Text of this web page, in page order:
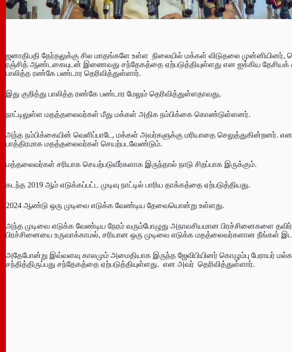
ஜனாதிபதி தேர்தலுக்கு சில மாதங்களே உள்ள நிலையில் மக்கள் விடுதலை முன்னியினர்,
ரஞ்சித் ஆண்டகையுடன் இணைவது சந்தேகத்தை ஏற்படுத்தியுள்ளது என ஐக்கிய தேசியக்
பாலித்த ரண்கே பண்டார தெரிவித்துள்ளார்.
இது குறித்து பாலித்த ரண்கே பண்டார மேலும் தெரிவித்துள்ளதாவது,
நாட்டிலுள்ள மதத்தலைவர்கள் மீது மக்கள் அதிக நம்பிக்கை கொண்டுள்ளனர்.
அந்த நம்பிக்கையின் வெளிப்பாடே, மக்கள் அவர்களுக்கு மரியாதை செலுத்துகின்றனர்.
பாத்திரமாக மதத்தலைவர்கள் செயற்படவேண்டும்.
மத்தலைவர்கள் சரியாக செயற்படுவீர்களாக இருந்தால் நாடு சிறப்பாக இருக்கும்.
கடந்த 2019 ஆம் எடுக்கப்பட்ட முடிவு நாட்டில் பாரிய தாக்கத்தை ஏற்படுத்தியது.
2024 ஆண்டு ஒரு முடிவை எடுக்க வேண்டிய தேவையொன்று உள்ளது.
அந்த முடிவை எடுக்க வேண்டிய நேரம் வரும்போழுது அநாவசியமான பிரச்சினைகளை
பிரச்சினையை உருவாக்காமல், சரியான ஒரு முடிவை எடுக்க மதத்லைவர்களான நீங்கள்
அதேபோன்று இவ்வளவு காலமும் அமைதியாக இருந்த ஜேவிபியினர் கொழும்பு பேராயர்
சந்தித்திருப்பது சந்தேகத்தை ஏற்படுத்தியுள்ளது. என அவர் தெரிவித்துள்ளார்.